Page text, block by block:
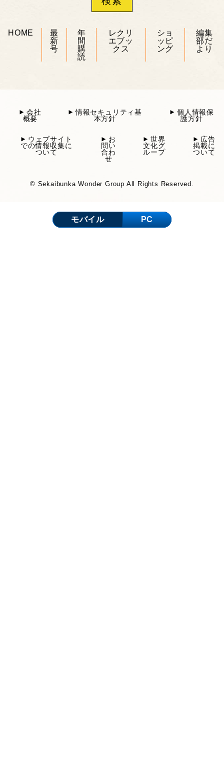
HOME
最
新
号
年
間
購
読
レクリ
エブッ
クス
ショ
ッピ
ング
編集
部だ
より
会社
概要
情報セキュリティ基
本方針
個人情報保
護方針
ウェブサイト
での情報収集に
ついて
お
問い
合わ
せ
世界
文化グ
ループ
広告
掲載に
ついて
© Sekaibunka Wonder Group All Rights Reserved.
モバイル PC